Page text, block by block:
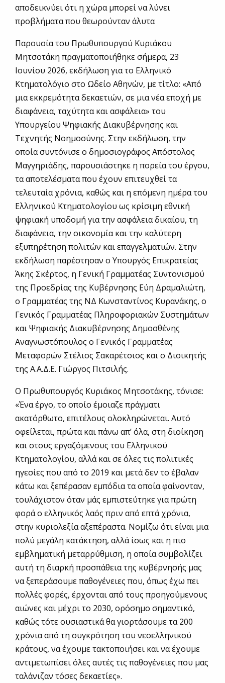
αποδεικνύει ότι η χώρα μπορεί να λύνει
προβλήματα που θεωρούνταν άλυτα
Παρουσία του Πρωθυπουργού Κυριάκου
Μητσοτάκη πραγματοποιήθηκε σήμερα, 23
Ιουνίου 2026, εκδήλωση για το Ελληνικό
Κτηματολόγιο στο Ωδείο Αθηνών, με τίτλο: «Από
μια εκκρεμότητα δεκαετιών, σε μια νέα εποχή με
διαφάνεια, ταχύτητα και ασφάλεια» του
Υπουργείου Ψηφιακής Διακυβέρνησης και
Τεχνητής Νοημοσύνης. Στην εκδήλωση, την
οποία συντόνισε ο δημοσιογράφος Απόστολος
Μαγγηριάδης, παρουσιάστηκε η πορεία του έργου,
τα αποτελέσματα που έχουν επιτευχθεί τα
τελευταία χρόνια, καθώς και η επόμενη ημέρα του
Ελληνικού Κτηματολογίου ως κρίσιμη εθνική
ψηφιακή υποδομή για την ασφάλεια δικαίου, τη
διαφάνεια, την οικονομία και την καλύτερη
εξυπηρέτηση πολιτών και επαγγελματιών. Στην
εκδήλωση παρέστησαν ο Υπουργός Επικρατείας
Άκης Σκέρτος, η Γενική Γραμματέας Συντονισμού
της Προεδρίας της Κυβέρνησης Εύη Δραμαλιώτη,
ο Γραμματέας της ΝΔ Κωνσταντίνος Κυρανάκης, ο
Γενικός Γραμματέας Πληροφοριακών Συστημάτων
και Ψηφιακής Διακυβέρνησης Δημοσθένης
Αναγνωστόπουλος ο Γενικός Γραμματέας
Μεταφορών Στέλιος Σακαρέτσιος και ο Διοικητής
της Α.Α.Δ.Ε. Γιώργος Πιτσιλής.
Ο Πρωθυπουργός Κυριάκος Μητσοτάκης, τόνισε:
«Ένα έργο, το οποίο έμοιαζε πράγματι
ακατόρθωτο, επιτέλους ολοκληρώνεται. Αυτό
οφείλεται, πρώτα και πάνω απ’ όλα, στη διοίκηση
και στους εργαζόμενους του Ελληνικού
Κτηματολογίου, αλλά και σε όλες τις πολιτικές
ηγεσίες που από το 2019 και μετά δεν το έβαλαν
κάτω και ξεπέρασαν εμπόδια τα οποία φαίνονταν,
τουλάχιστον όταν μάς εμπιστεύτηκε για πρώτη
φορά ο ελληνικός λαός πριν από επτά χρόνια,
στην κυριολεξία αξεπέραστα. Νομίζω ότι είναι μια
πολύ μεγάλη κατάκτηση, αλλά ίσως και η πιο
εμβληματική μεταρρύθμιση, η οποία συμβολίζει
αυτή τη διαρκή προσπάθεια της κυβέρνησής μας
να ξεπεράσουμε παθογένειες που, όπως έχω πει
πολλές φορές, έρχονται από τους προηγούμενους
αιώνες και μέχρι το 2030, ορόσημο σημαντικό,
καθώς τότε ουσιαστικά θα γιορτάσουμε τα 200
χρόνια από τη συγκρότηση του νεοελληνικού
κράτους, να έχουμε τακτοποιήσει και να έχουμε
αντιμετωπίσει όλες αυτές τις παθογένειες που μας
ταλάνιζαν τόσες δεκαετίες».